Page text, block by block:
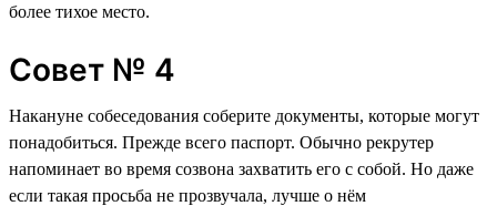
более тихое место.
Совет № 4
Накануне собеседования соберите документы, которые могут
понадобиться. Прежде всего паспорт. Обычно рекрутер
напоминает во время созвона захватить его с собой. Но даже
если такая просьба не прозвучала, лучше о нём